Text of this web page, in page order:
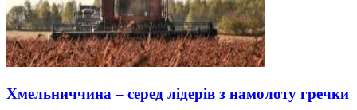
Хмельниччина – серед лідерів з намолоту гречки